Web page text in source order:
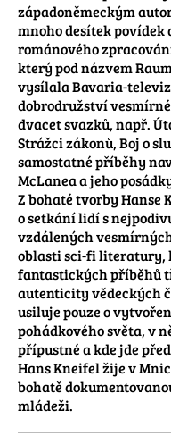
západoněmeckým
mnoho desítek povídek
románového
který pod názvem
vysílala Bavaria-
dobrodružství
dvacet svazků, např.
Strážci zákonů, Boj o
samostatné příběhy
McLanea a jeho
Z bohaté tvorby Hanse
o setkání lidí s
vzdálených
oblasti sci-fi literatury,
fantastických příběhů
autenticity vědeckých
usiluje pouze o
pohádkového světa, v
přípustné a kde jde
Hans Kneifel žije v
bohatě
mládeži.